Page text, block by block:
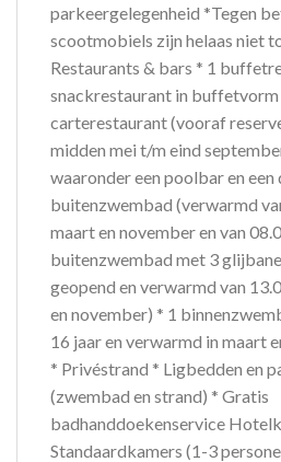
parkeergelegenheid *Tegen
scootmobiels zijn helaas niet
Restaurants & bars * 1
snackrestaurant in buffetvorm
carterestaurant (vooraf
midden mei t/m eind
waaronder een poolbar en
buitenzwembad (verwarmd
maart en november en van
buitenzwembad met 3
geopend en verwarmd van
en november) * 1
16 jaar en verwarmd in maart
* Privéstrand * Ligbedden en
(zwembad en strand) * Gratis
badhanddoekenservice
Standaardkamers (1-3